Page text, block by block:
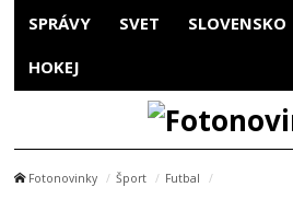
SPRÁVY SVET SLOVENSKO
HOKEJ
Fotonovinky Šport Futbal